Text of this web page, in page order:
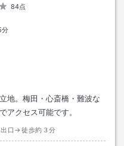
84点
分
地。梅田・心斎橋・難波な
アクセス可能です。
出口→徒歩約３分